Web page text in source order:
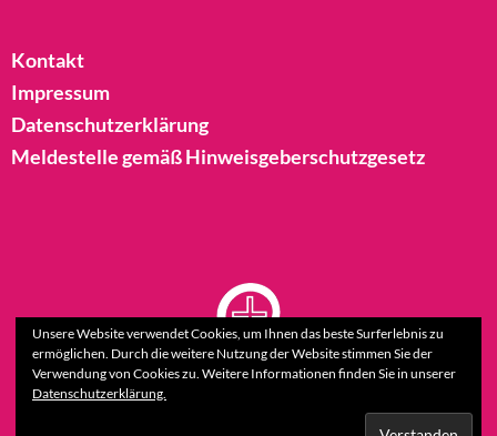
Kontakt
Impressum
Datenschutzerklärung
Meldestelle gemäß Hinweisgeberschutzgesetz
Unsere Website verwendet Cookies, um Ihnen das beste Surferlebnis zu
ermöglichen. Durch die weitere Nutzung der Website stimmen Sie der
Verwendung von Cookies zu. Weitere Informationen finden Sie in unserer
Datenschutzerklärung.